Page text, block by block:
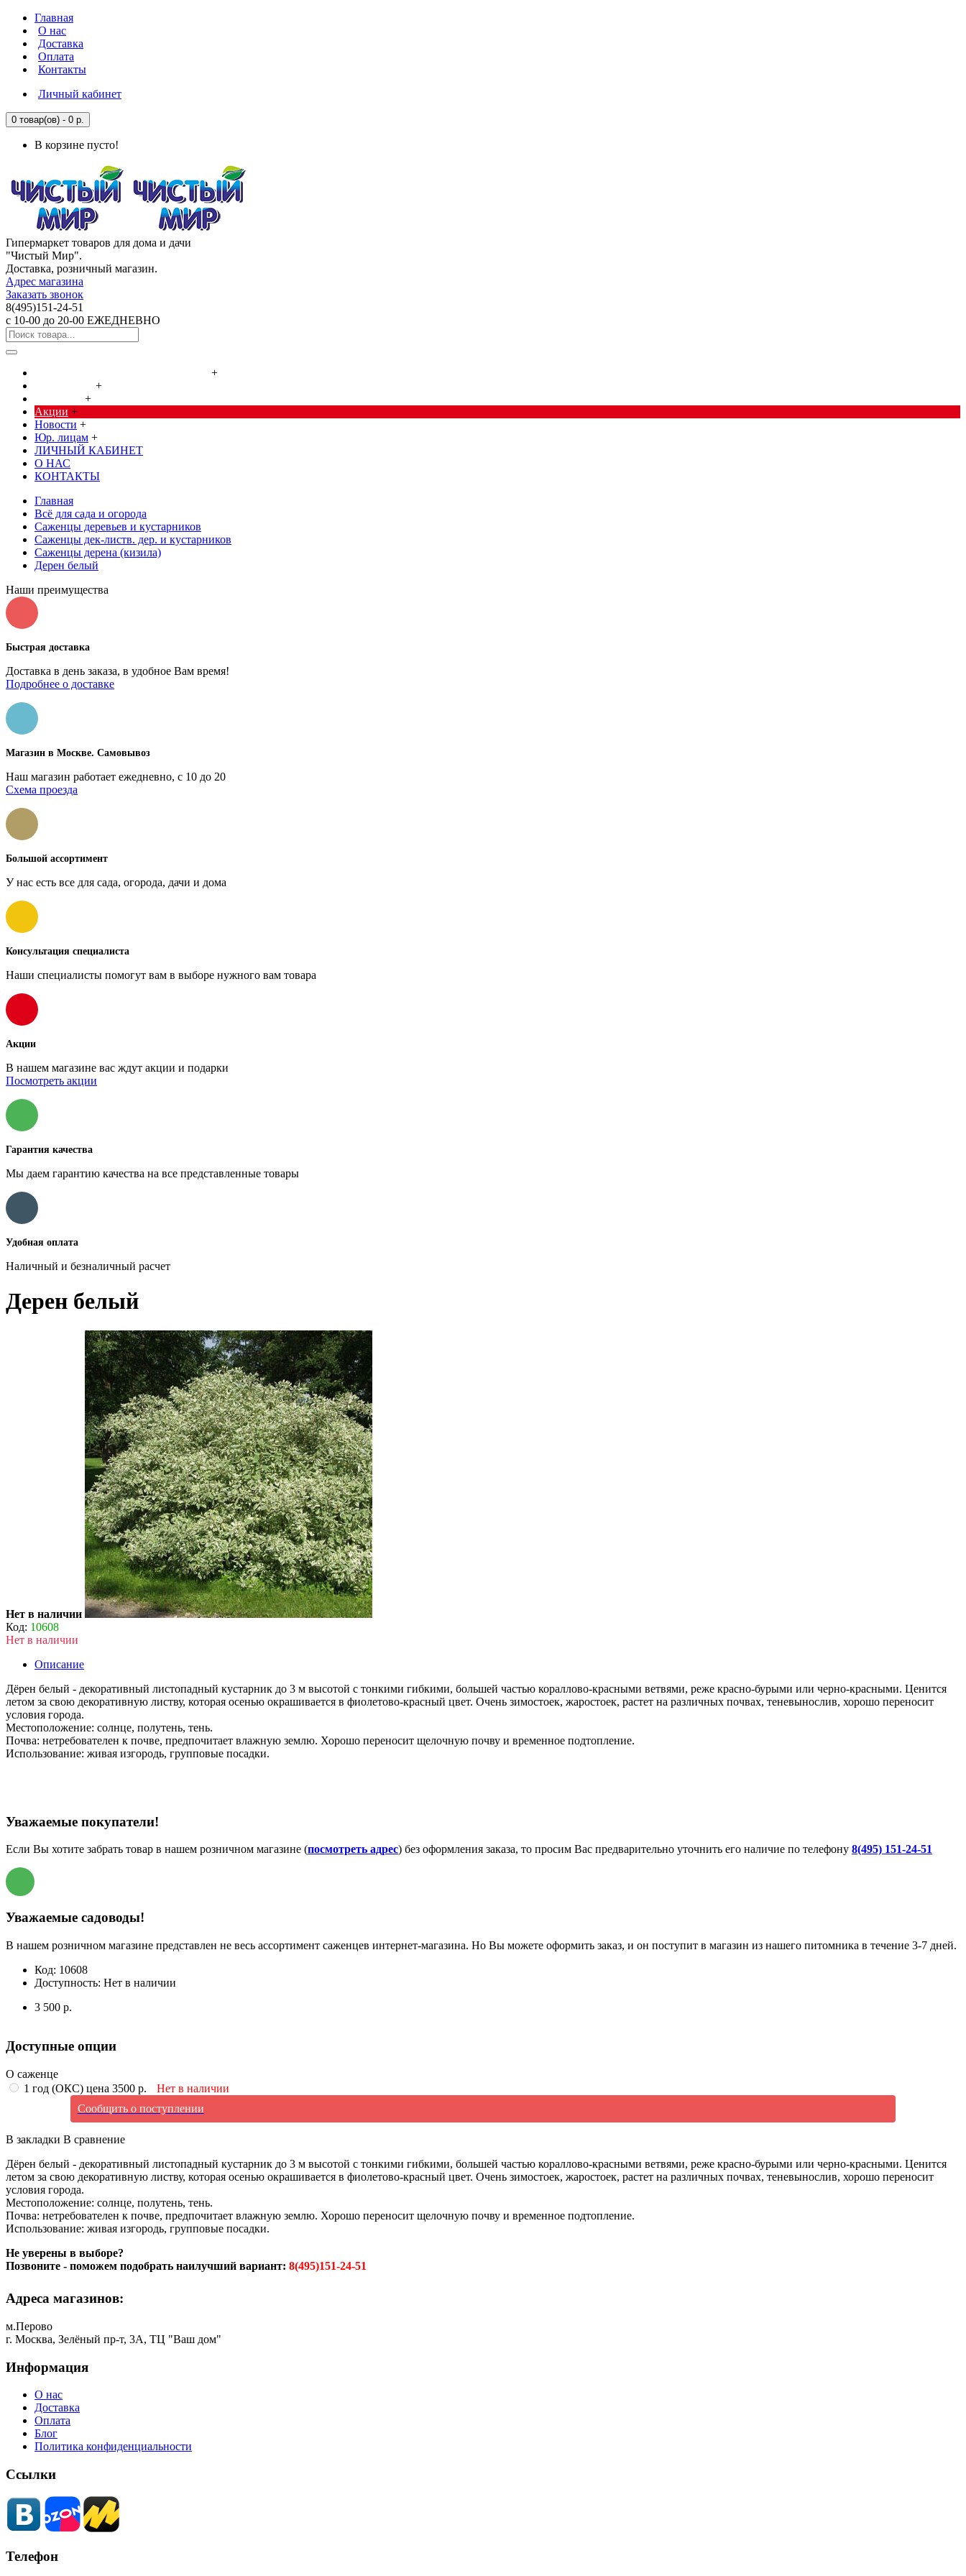
Главная
О нас
Доставка
Оплата
Контакты
Личный кабинет
0 товар(ов) - 0 р.
В корзине пусто!
Гипермаркет товаров для дома и дачи
"Чистый Мир".
Доставка, розничный магазин.
Адрес магазина
Заказать звонок
8(495)151-24-51
с 10-00 до 20-00 ЕЖЕДНЕВНО
+
+
+
Акции +
Новости +
Юр. лицам +
ЛИЧНЫЙ КАБИНЕТ
О НАС
КОНТАКТЫ
Главная
Всё для сада и огорода
Саженцы деревьев и кустарников
Саженцы дек-листв. дер. и кустарников
Саженцы дерена (кизила)
Дерен белый
Наши преимущества
Быстрая доставка
Доставка в день заказа, в удобное Вам время!
Подробнее о доставке
Магазин в Москве. Самовывоз
Наш магазин работает ежедневно, с 10 до 20
Схема проезда
Большой ассортимент
У нас есть все для сада, огорода, дачи и дома
Консультация специалиста
Наши специалисты помогут вам в выборе нужного вам товара
Акции
В нашем магазине вас ждут акции и подарки
Посмотреть акции
Гарантия качества
Мы даем гарантию качества на все представленные товары
Удобная оплата
Наличный и безналичный расчет
Дерен белый
Нет в наличии
Код: 10608
Нет в наличии
Описание
Дёрен белый - декоративный листопадный кустарник до 3 м высотой с тонкими гибкими, большей частью кораллово-красными ветвями, реже красно-бурыми или черно-красными. Ценится
летом за свою декоративную листву, которая осенью окрашивается в фиолетово-красный цвет. Очень зимостоек, жаростоек, растет на различных почвах, теневынослив, хорошо переносит
условия города.
Местоположение: солнце, полутень, тень.
Почва: нетребователен к почве, предпочитает влажную землю. Хорошо переносит щелочную почву и временное подтопление.
Использование: живая изгородь, групповые посадки.
Уважаемые покупатели!
Если Вы хотите забрать товар в нашем розничном магазине (посмотреть адрес) без оформления заказа, то просим Вас предварительно уточнить его наличие по телефону 8(495) 151-24-51
Уважаемые садоводы!
В нашем розничном магазине представлен не весь ассортимент саженцев интернет-магазина. Но Вы можете оформить заказ, и он поступит в магазин из нашего питомника в течение 3-7 дней.
Код: 10608
Доступность: Нет в наличии
3 500 р.
Доступные опции
О саженце
1 год (ОКС) цена 3500 р.
Нет в наличии
Сообщить о поступлении
В закладки В сравнение
Дёрен белый - декоративный листопадный кустарник до 3 м высотой с тонкими гибкими, большей частью кораллово-красными ветвями, реже красно-бурыми или черно-красными. Ценится
летом за свою декоративную листву, которая осенью окрашивается в фиолетово-красный цвет. Очень зимостоек, жаростоек, растет на различных почвах, теневынослив, хорошо переносит
условия города.
Местоположение: солнце, полутень, тень.
Почва: нетребователен к почве, предпочитает влажную землю. Хорошо переносит щелочную почву и временное подтопление.
Использование: живая изгородь, групповые посадки.
Не уверены в выборе?
Позвоните - поможем подобрать наилучший вариант: 8(495)151-24-51
Адреса магазинов:
м.Перово
г. Москва, Зелёный пр-т, 3А, ТЦ "Ваш дом"
Информация
О нас
Доставка
Оплата
Блог
Политика конфиденциальности
Ссылки
Телефон